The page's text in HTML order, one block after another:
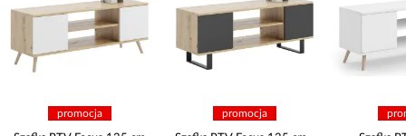
promocja promocja